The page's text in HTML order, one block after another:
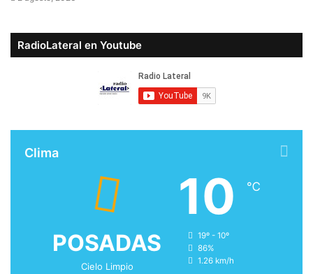
RadioLateral en Youtube
Clima
POSADAS
Cielo Limpio
10 ℃
19º - 10º
86%
1.26 km/h